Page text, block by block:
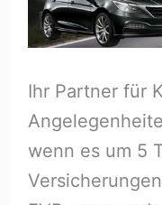
Ihr Partner für
wenn es um 5